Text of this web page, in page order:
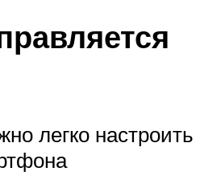
легко настроить